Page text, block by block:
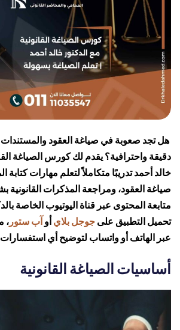
هل تجد صعوبة في صياغة العقود والمستندات
دقيقة واحترافية؟ يقدم لك كورس الصياغة
خالد أحمد تدريبًا متكاملاً لتعلم مهارات كتابة
صياغة العقود، ومراجعة المذكرات القانونية
متابعة المحتوى عبر قناة اليوتيوب الخاصة
تحميل التطبيق علىجوجل بلايأوآب ستور ،
عبر الهاتف أو واتساب لتوضيح أي استفسارات.
أساسيات الصياغة القانونية